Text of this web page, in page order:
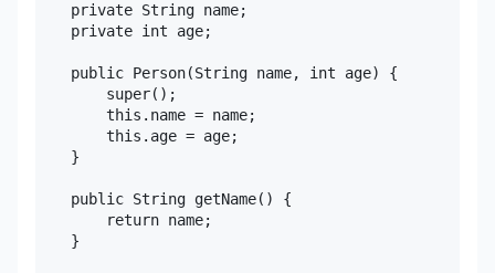
    private String name;
    private int age;
    public Person(String name, int age) {
        super();
        this.name = name;
        this.age = age;
    }
    public String getName() {
        return name;
    }